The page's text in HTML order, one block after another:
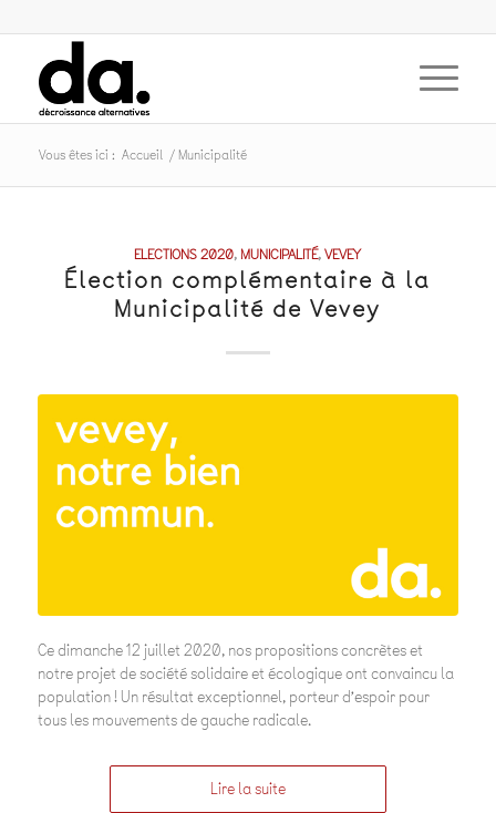
Vous êtes ici : Accueil / Municipalité
ELECTIONS 2020, MUNICIPALITÉ,VEVEY
Élection complémentaire à la
Municipalité de Vevey
Ce dimanche 12 juillet 2020, nos propositions concrètes et
notre projet de société solidaire et écologique ont convaincu la
population ! Un résultat exceptionnel, porteur d’espoir pour
tous les mouvements de gauche radicale.
Lire la suite